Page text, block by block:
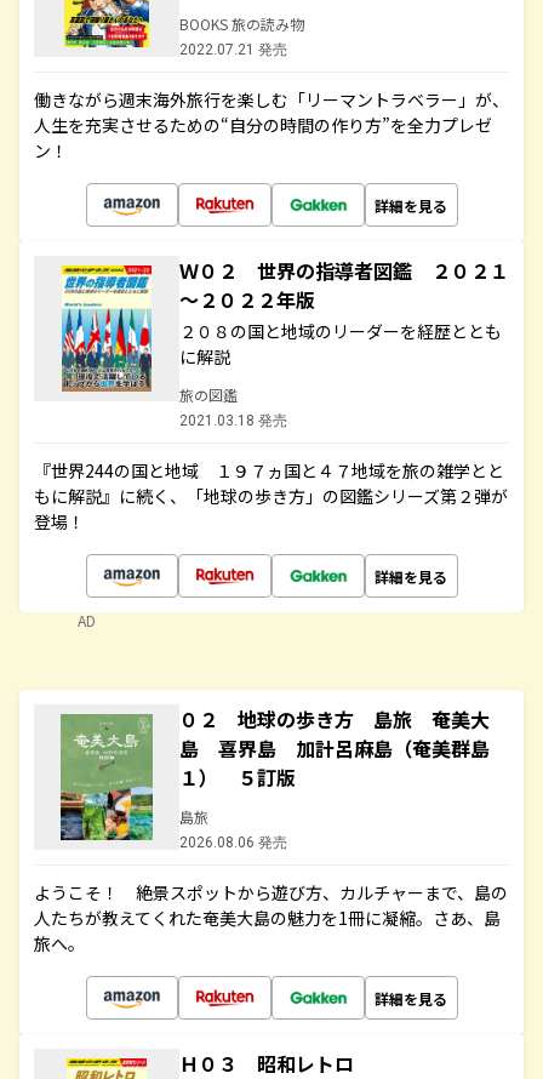
BOOKS 旅の読み物
2022.07.21 発売
働きながら週末海外旅行を楽しむ「リーマントラベラー」が、
人生を充実させるための“自分の時間の作り方”を全力プレゼ
ン！
詳細を見る
Ｗ０２ 世界の指導者図鑑 ２０２１
～２０２２年版
２０８の国と地域のリーダーを経歴ととも
に解説
旅の図鑑
2021.03.18 発売
『世界244の国と地域 １９７ヵ国と４７地域を旅の雑学とと
もに解説』に続く、「地球の歩き方」の図鑑シリーズ第２弾が
登場！
詳細を見る
AD
０２ 地球の歩き方 島旅 奄美大
島 喜界島 加計呂麻島（奄美群島
１） ５訂版
島旅
2026.08.06 発売
ようこそ！ 絶景スポットから遊び方、カルチャーまで、島の
人たちが教えてくれた奄美大島の魅力を1冊に凝縮。さあ、島
旅へ。
詳細を見る
Ｈ０３ 昭和レトロ